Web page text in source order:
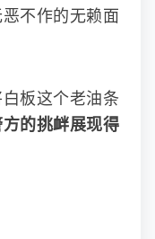
不作的无赖面
板这个老油条
的挑衅展现得